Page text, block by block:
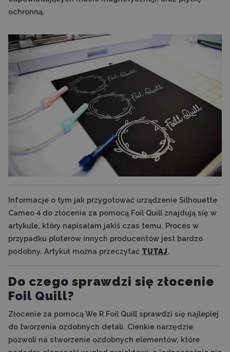
ochronną.
Informacje o tym jak przygotować urządzenie Silhouette
Cameo 4 do złocenia za pomocą Foil Quill znajdują się w
artykule, który napisałam jakiś czas temu. Proces w
przypadku ploterów innych producentów jest bardzo
podobny. Artykuł można przeczytać TUTAJ.
Do czego sprawdzi się złocenie
Foil Quill?
Złocenie za pomocą We R Foil Quill sprawdzi się najlepiej
do tworzenia ozdobnych detali. Cienkie narzędzie
pozwoli na stworzenie ozdobnych elementów, które